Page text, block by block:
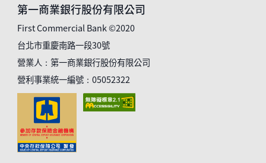
第一商業銀行股份有限公司
First Commercial Bank ©2020
台北市重慶南路一段30號
營業人：第一商業銀行股份有限公司
營利事業統一編號：05052322